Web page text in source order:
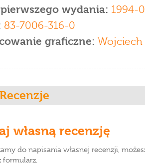
wydania: 1994-
83-7006-316-0
graficzne: Wojciech
Recenzje
własną recenzję
do napisania własnej recenzji,
formularz.